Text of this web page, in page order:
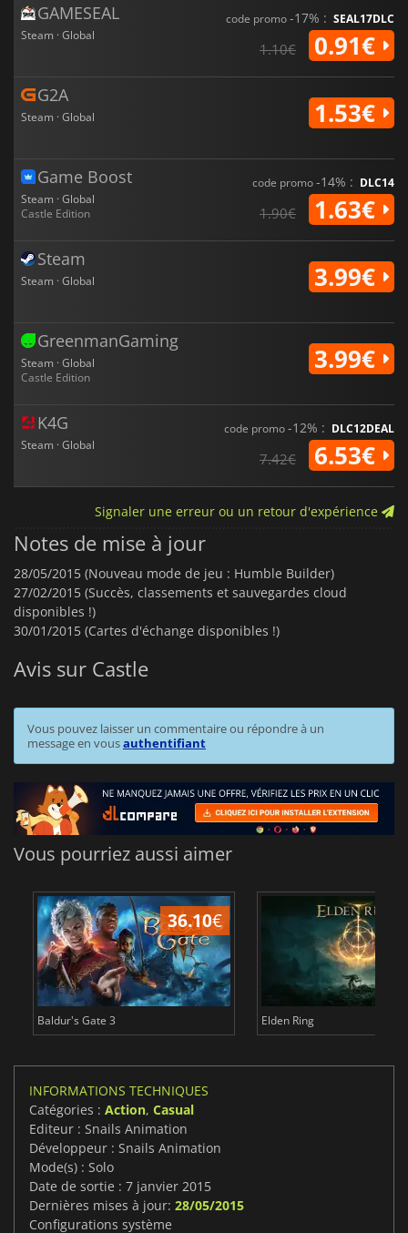
GAMESEAL
Steam · Global
code promo-17% : SEAL17DLC
1.10€ 0.91€
G2A
Steam · Global 1.53€
Game Boost
Steam · Global
Castle Edition
code promo-14% : DLC14
1.90€ 1.63€
Steam
Steam · Global 3.99€
GreenmanGaming
Steam · Global
Castle Edition
3.99€
K4G
Steam · Global
code promo-12% : DLC12DEAL
7.42€ 6.53€
Signaler une erreur ou un retour d'expérience
Notes de mise à jour
28/05/2015 (Nouveau mode de jeu : Humble Builder)
27/02/2015 (Succès, classements et sauvegardes cloud
disponibles !)
30/01/2015 (Cartes d'échange disponibles !)
Avis sur Castle
Vous pouvez laisser un commentaire ou répondre à un
message en vousauthentifiant
Vous pourriez aussi aimer
36.10€
Baldur's Gate 3 Elden Ring
INFORMATIONS TECHNIQUES
Catégories : Action, Casual
Editeur : Snails Animation
Développeur : Snails Animation
Mode(s) : Solo
Date de sortie : 7 janvier 2015
Dernières mises à jour: 28/05/2015
Configurations système